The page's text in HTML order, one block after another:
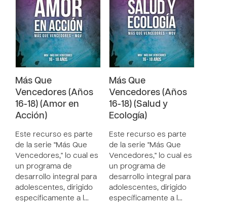
Más Que
Vencedores (Años
16-18) (Amor en
Acción)
Este recurso es parte
de la serie "Más Que
Vencedores," lo cual es
un programa de
desarrollo integral para
adolescentes, dirigido
específicamente a l…
Más Que
Vencedores (Años
16-18) (Salud y
Ecología)
Este recurso es parte
de la serie "Más Que
Vencedores," lo cual es
un programa de
desarrollo integral para
adolescentes, dirigido
específicamente a l…